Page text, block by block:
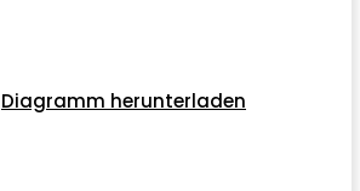
Diagramm herunterladen